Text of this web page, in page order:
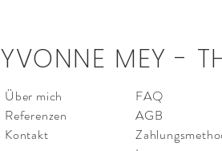
YVONNE MEY -
Über mich
Referenzen
Kontakt
FAQ
AGB